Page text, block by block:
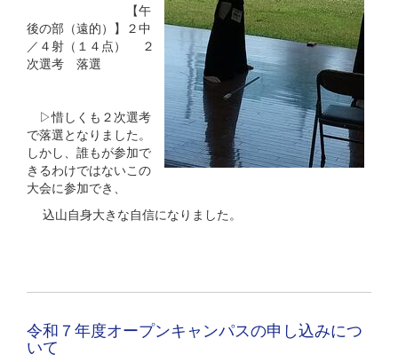
【午
後の部（遠的）】２中
／４射（１４点） ２
次選考 落選
▷惜しくも２次選考
で落選となりました。
しかし、誰もが参加で
きるわけではないこの
大会に参加でき、
込山自身大きな自信になりました。
令和７年度オープンキャンパスの申し込みにつ
いて